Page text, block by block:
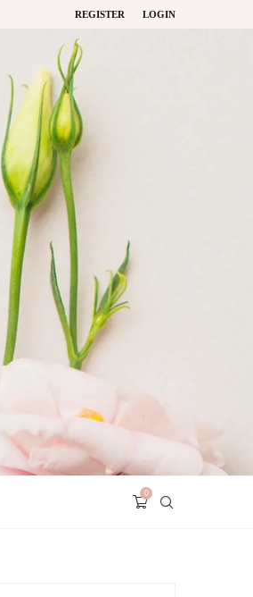
REGISTER LOGIN
0